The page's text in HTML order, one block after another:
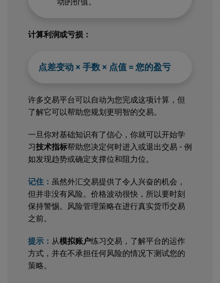
动的价值。
计算利润或亏损：
点差变动 × 手数 × 点值 = 您的盈亏
许多交易平台可以自动为您完成这项计算，但
了解它可以帮助您规划更明智的交易。
一旦你对基础知识有了信心，你就可以开始学
习技术指标帮助您决定何时进入或退出交易 - 例
如发现趋势或确定支撑位和阻力位。
记住： 虽然外汇交易提供了令人兴奋的机会，
但并非没有风险。价格波动很快，所以要时刻
保持警惕。风险管理策略在进行真实货币交易
之前。
提示： 从模拟账户练习交易，了解平台的运作
方式，并在不承担任何风险的情况下测试您的
策略。